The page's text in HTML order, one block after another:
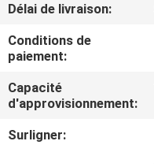
CONTACTEZ-
NOUS
NOUVELLES
Délai de livraison:
Conditions de
paiement:
Capacité
d'approvisionnement:
Surligner: